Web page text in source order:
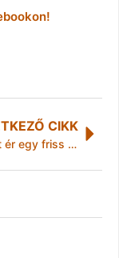
CIKK
Mennyit ér egy friss diploma? – Bruttó 700 ezer forintos kezdő fizetés már szinte alap